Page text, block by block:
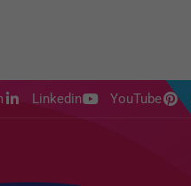
Linkedin YouTube